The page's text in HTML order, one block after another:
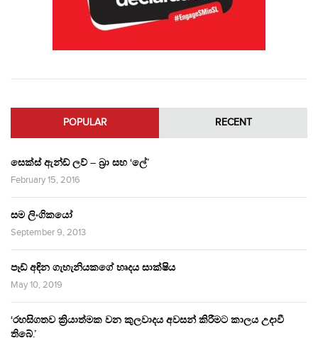
POPULAR RECENT
සෙක්ස් ඇන්ඩ් ලව් – බ්‍රා සහ ‘ලේ’
February 15, 2016
සම ලිංගිකයෝ
September 9, 2013
පෑඩ් අඳින ගැහැනියකගේ හෘදය සාක්ෂිය
May 10, 2019
‘රහසිගතව ක්‍රියාත්මක වන කුලවාදය අවසන් කිරීමට කාලය උදාවී
තිබේ.’